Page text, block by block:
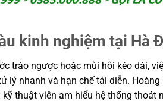
kinh nghiệm tại Hà
trào ngược hoặc mùi hôi kéo dài,
lý nhanh và hạn chế tái diễn.
thuật viên am hiểu hệ thống